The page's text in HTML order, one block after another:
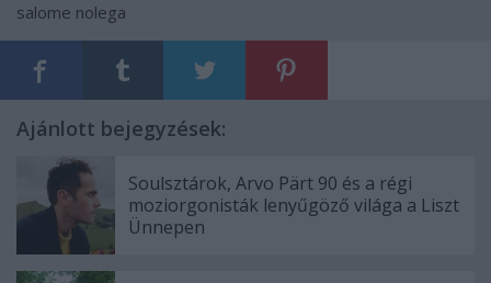
salome nolega
Ajánlott bejegyzések:
Soulsztárok, Arvo Pärt 90 és a régi
moziorgonisták lenyűgöző világa a Liszt
Ünnepen